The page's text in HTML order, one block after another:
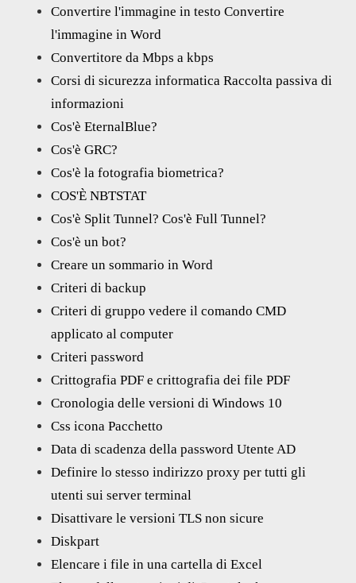
Convertire l'immagine in testo Convertire
l'immagine in Word
Convertitore da Mbps a kbps
Corsi di sicurezza informatica Raccolta passiva di
informazioni
Cos'è EternalBlue?
Cos'è GRC?
Cos'è la fotografia biometrica?
COS'È NBTSTAT
Cos'è Split Tunnel? Cos'è Full Tunnel?
Cos'è un bot?
Creare un sommario in Word
Criteri di backup
Criteri di gruppo vedere il comando CMD
applicato al computer
Criteri password
Crittografia PDF e crittografia dei file PDF
Cronologia delle versioni di Windows 10
Css icona Pacchetto
Data di scadenza della password Utente AD
Definire lo stesso indirizzo proxy per tutti gli
utenti sui server terminal
Disattivare le versioni TLS non sicure
Diskpart
Elencare i file in una cartella di Excel